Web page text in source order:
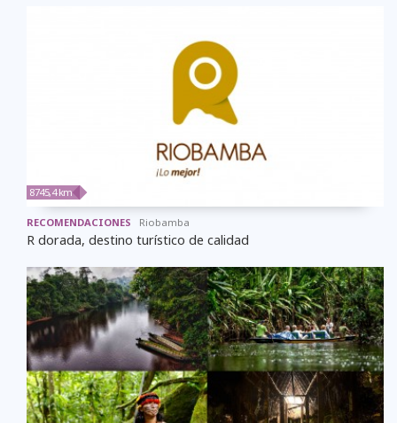
8745,4 km
RECOMENDACIONES Riobamba
R dorada, destino turístico de calidad